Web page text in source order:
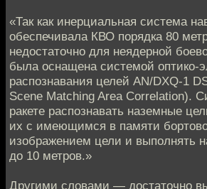
«Так как инерциальная система
обеспечивала КВО порядка 80
недостаточно для неядерной
была оснащена системой оптико-
распознавания целей AN/DXQ-1
Scene Matching Area Correlation).
ракете распознавать наземные
их с имеющимся в памяти
изображением цели и выполнять
до 10 метров.»
Другими словами — достаточно